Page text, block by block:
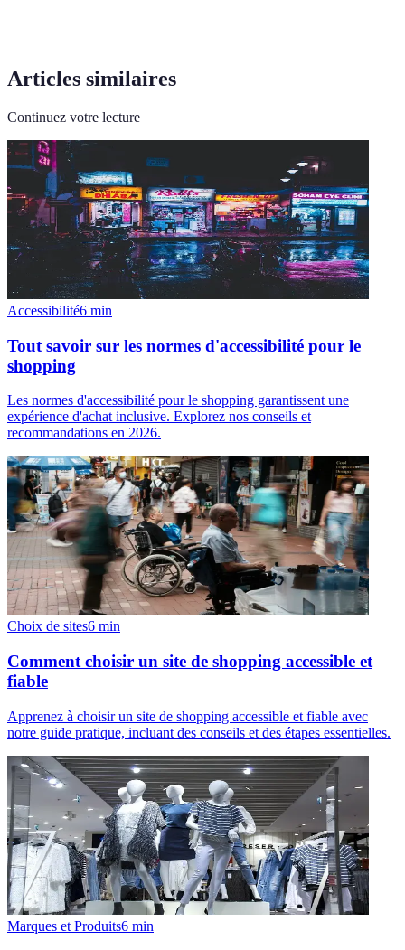
Articles similaires
Continuez votre lecture
Accessibilité6 min
Tout savoir sur les normes d'accessibilité pour le
shopping
Les normes d'accessibilité pour le shopping garantissent une
expérience d'achat inclusive. Explorez nos conseils et
recommandations en 2026.
Choix de sites6 min
Comment choisir un site de shopping accessible et
fiable
Apprenez à choisir un site de shopping accessible et fiable avec
notre guide pratique, incluant des conseils et des étapes essentielles.
Marques et Produits6 min